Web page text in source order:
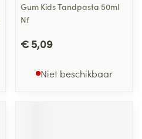
Gum Kids Tandpasta 50ml
Nf
€ 5,09
Niet beschikbaar